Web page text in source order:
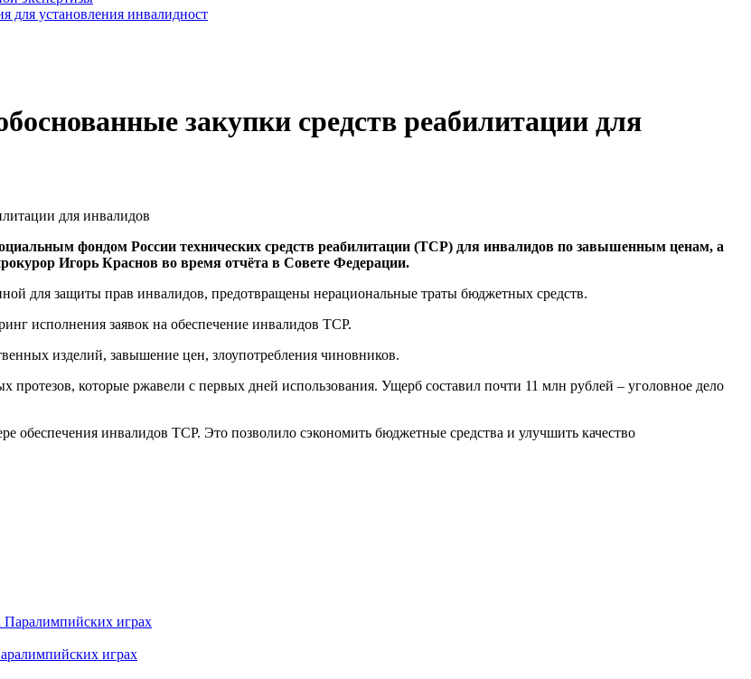
для установления инвалидност
закупки средств реабилитации для
фондом России технических средств реабилитации (ТСР) для инвалидов по завышенным ценам, а
Игорь Краснов во время отчёта в Совете Федерации.
для защиты прав инвалидов, предотвращены нерациональные траты бюджетных средств.
исполнения заявок на обеспечение инвалидов ТСР.
изделий, завышение цен, злоупотребления чиновников.
которые ржавели с первых дней использования. Ущерб составил почти 11 млн рублей – уголовное дело
обеспечения инвалидов ТСР. Это позволило сэкономить бюджетные средства и улучшить качество
играх